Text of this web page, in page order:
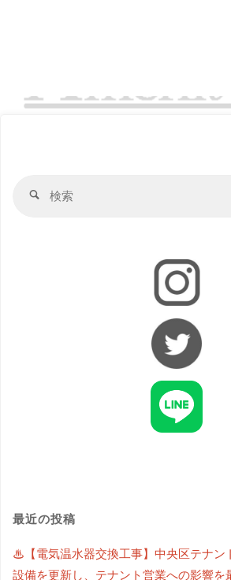
最近の投稿
♨【電気温水器交換工事】中央区テナン
設備を更新し、テナント営業への影響を